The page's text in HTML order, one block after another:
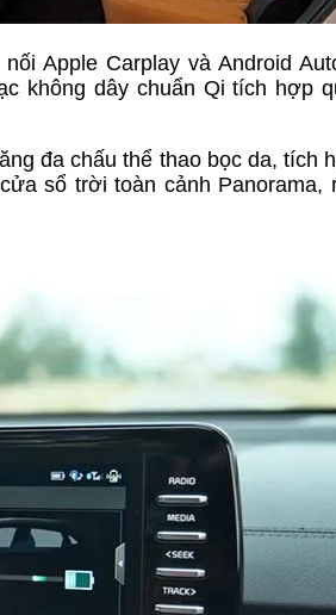
Apple Carplay và Android
không dây chuẩn Qi tích hợp
đa chấu thể thao bọc da, tích
sổ trời toàn cảnh Panorama,